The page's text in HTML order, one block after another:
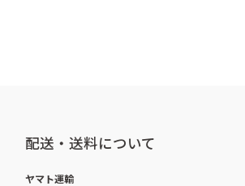
配送・送料について
ヤマト運輸